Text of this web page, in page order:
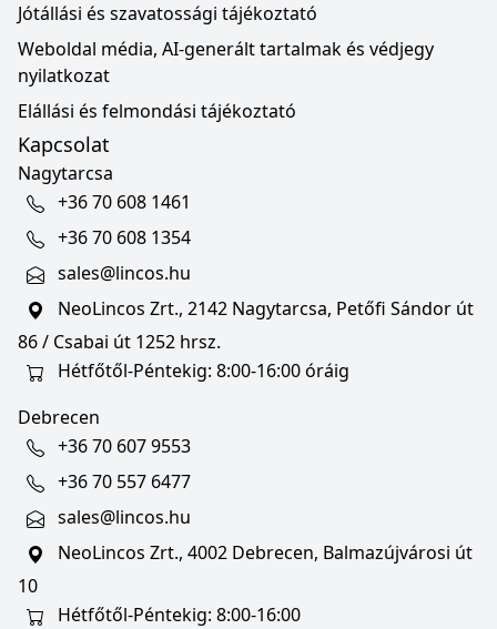
Jótállási és szavatossági tájékoztató
Weboldal média, AI-generált tartalmak és védjegy
nyilatkozat
Elállási és felmondási tájékoztató
Kapcsolat
Nagytarcsa
+36 70 608 1461
+36 70 608 1354
sales@lincos.hu
NeoLincos Zrt., 2142 Nagytarcsa, Petőfi Sándor út
86 / Csabai út 1252 hrsz.
Hétfőtől-Péntekig: 8:00-16:00 óráig
Debrecen
+36 70 607 9553
+36 70 557 6477
sales@lincos.hu
NeoLincos Zrt., 4002 Debrecen, Balmazújvárosi út
10
Hétfőtől-Péntekig: 8:00-16:00